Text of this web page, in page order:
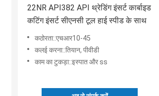
22NR API382 API थ्रेडिंग इंसर्ट कार्बाइड
कटिंग इंसर्ट सीएनसी टूल हाई स्पीड के साथ
कठोरता::एचआर10-45
कलई करना::तियान, पीवीडी
काम का टुकड़ा::इस्पात और ss